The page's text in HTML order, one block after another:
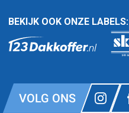
BEKIJK OOK ONZE LABELS:
VOLG ONS